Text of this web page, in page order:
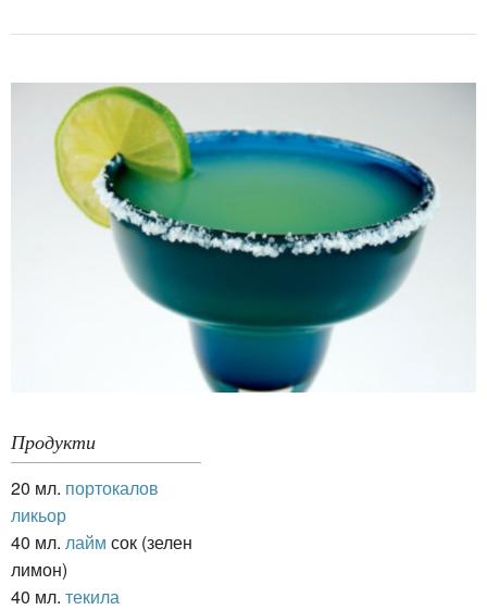
Продукти
20 мл. портокалов
ликьор
40 мл. лайм сок (зелен
лимон)
40 мл. текила